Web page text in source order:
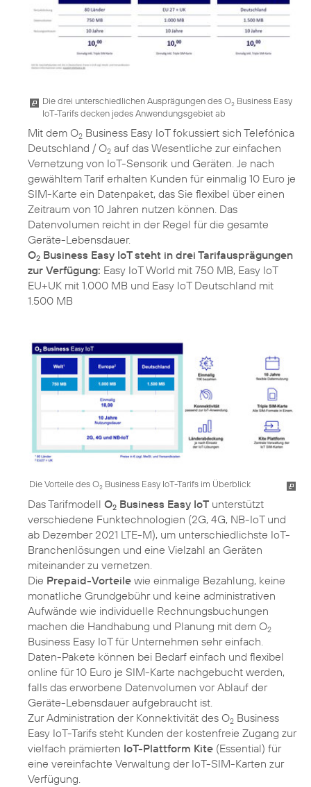
Die drei unterschiedlichen Ausprägungen des O2 Business Easy
IoT-Tarifs decken jedes Anwendungsgebiet ab
Mit dem O2 Business Easy IoT fokussiert sich Telefónica
Deutschland / O2 auf das Wesentliche zur einfachen
Vernetzung von IoT-Sensorik und Geräten. Je nach
gewähltem Tarif erhalten Kunden für einmalig 10 Euro je
SIM-Karte ein Datenpaket, das Sie flexibel über einen
Zeitraum von 10 Jahren nutzen können. Das
Datenvolumen reicht in der Regel für die gesamte
O2 Business Easy IoT steht in drei Tarifausprägungen
zur Verfügung: Easy IoT World mit 750 MB, Easy IoT
EU+UK mit 1.000 MB und Easy IoT Deutschland mit
1.500 MB
Die Vorteile des O2 Business Easy IoT-Tarifs im Überblick
Das Tarifmodell O2 Business Easy IoT unterstützt
verschiedene Funktechnologien (2G, 4G, NB-IoT und
ab Dezember 2021 LTE-M), um unterschiedlichste IoT-
Branchenlösungen und eine Vielzahl an Geräten
miteinander zu vernetzen.
Die Prepaid-Vorteile wie einmalige Bezahlung, keine
monatliche Grundgebühr und keine administrativen
Aufwände wie individuelle Rechnungsbuchungen
machen die Handhabung und Planung mit dem O2
Business Easy IoT für Unternehmen sehr einfach.
Daten-Pakete können bei Bedarf einfach und flexibel
online für 10 Euro je SIM-Karte nachgebucht werden,
falls das erworbene Datenvolumen vor Ablauf der
Geräte-Lebensdauer aufgebraucht ist.
Zur Administration der Konnektivität des O2 Business
Easy IoT-Tarifs steht Kunden der kostenfreie Zugang zur
vielfach prämierten IoT-Plattform Kite (Essential) für
eine vereinfachte Verwaltung der IoT-SIM-Karten zur
Verfügung.